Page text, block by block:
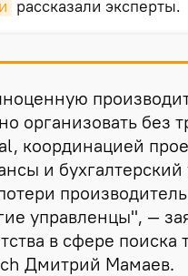
рассказали эксперты.
организовать без
координацией
и
управленцы", —
в сфере
Дмитрий Мамаев.